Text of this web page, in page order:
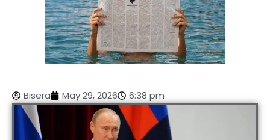
Bisera May 29, 2026 6:38 pm